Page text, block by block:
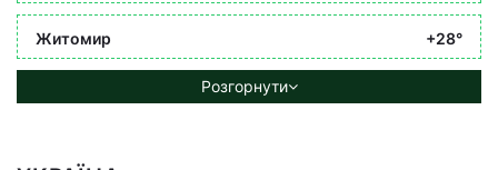
Житомир +28°
Розгорнути